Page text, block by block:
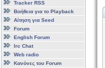
Tracker RSS
Βοήθεια για το Playback
Αίτηση για Seed
Forum
English Forum
Irc Chat
Web radio
Κανόνες του Forum